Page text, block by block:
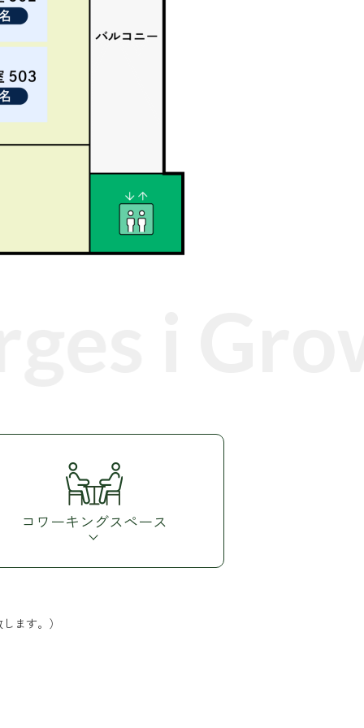
ます。）
コワーキングスペース